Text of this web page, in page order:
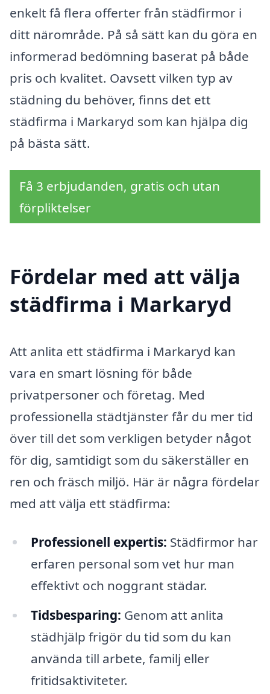
enkelt få flera offerter från städfirmor i
ditt närområde. På så sätt kan du göra en
informerad bedömning baserat på både
pris och kvalitet. Oavsett vilken typ av
städning du behöver, finns det ett
städfirma i Markaryd som kan hjälpa dig
på bästa sätt.
Få 3 erbjudanden, gratis och utan
förpliktelser
Fördelar med att välja
städfirma i Markaryd
Att anlita ett städfirma i Markaryd kan
vara en smart lösning för både
privatpersoner och företag. Med
professionella städtjänster får du mer tid
över till det som verkligen betyder något
för dig, samtidigt som du säkerställer en
ren och fräsch miljö. Här är några fördelar
med att välja ett städfirma:
Professionell expertis: Städfirmor har
erfaren personal som vet hur man
effektivt och noggrant städar.
Tidsbesparing: Genom att anlita
städhjälp frigör du tid som du kan
använda till arbete, familj eller
fritidsaktiviteter.